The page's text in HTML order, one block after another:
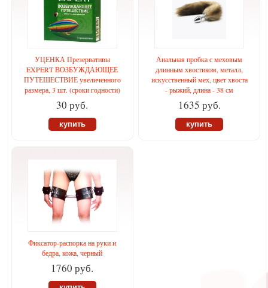
УЦЕНКА Презервативы
EXPERT ВОЗБУЖДАЮЩЕЕ
ПУТЕШЕСТВИЕ увеличенного
размера, 3 шт. (сроки годности)
30 руб.
купить
Анальная пробка с меховым
длинным хвостиком, металл,
искусственный мех, цвет хвоста
- рыжий, длина - 38 см
1635 руб.
купить
Фиксатор-распорка на руки и
бедра, кожа, черный
1760 руб.